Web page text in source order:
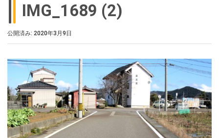
IMG_1689 (2)
公開済み: 2020年3月9日